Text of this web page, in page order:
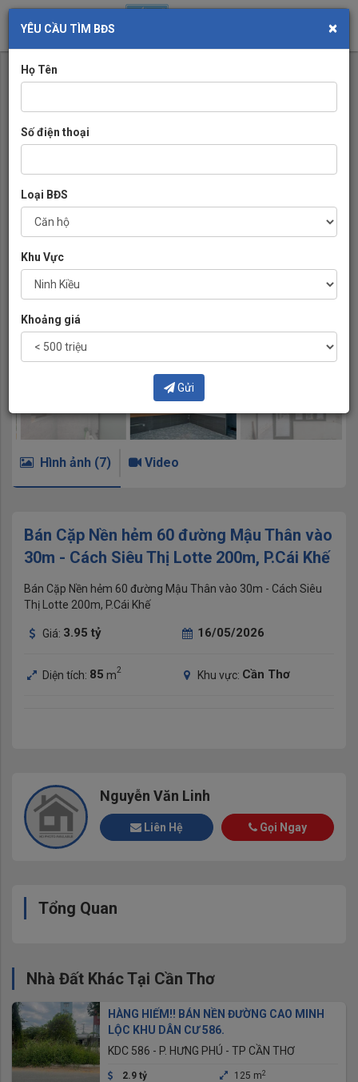
Hình ảnh (7) Video
Bán Cặp Nền hẻm 60 đường Mậu Thân vào
30m - Cách Siêu Thị Lotte 200m, P.Cái Khế
Bán Cặp Nền hẻm 60 đường Mậu Thân vào 30m - Cách Siêu
Thị Lotte 200m, P.Cái Khế
Giá: 3.95 tỷ 16/05/2026
Diện tích: 85 m2 Khu vực: Cần Thơ
Nguyễn Văn Linh
Liên Hệ Gọi Ngay
Tổng Quan
Nhà Đất Khác Tại Cần Thơ
HÀNG HIẾM!! BÁN NỀN ĐƯỜNG CAO MINH
LỘC KHU DÂN CƯ 586.
KDC 586 - P. HƯNG PHÚ - TP CẦN THƠ
2.9 tỷ 125 m2
YÊU CẦU TÌM BĐS ×
Họ Tên
Số điện thoại
Loại BĐS
Khu Vực
Khoảng giá
Gửi